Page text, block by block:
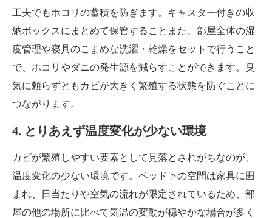
工夫でもホコリの蓄積を防ぎます。キャスター付きの収
納ボックスにまとめて保管することまた、部屋全体の湿
度管理や寝具のこまめな洗濯・乾燥をセットで行うこと
で、ホコリやダニの発生源を減らすことができます。臭
気に頼らずともカビが大きく繁殖する状態を防ぐことに
つながります。
4. とりあえず温度変化が少ない環境
カビが繁殖しやすい要素として見落とされがちなのが、
温度変化の少ない環境です。ベッド下の空間は家具に囲
まれ、日当たりや空気の流れが限定されているため、部
屋の他の場所に比べて気温の変動が穏やかな場合が多く